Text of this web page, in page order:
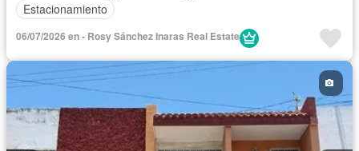
Estacionamiento
06/07/2026 en - Rosy Sánchez Inaras Real Estate